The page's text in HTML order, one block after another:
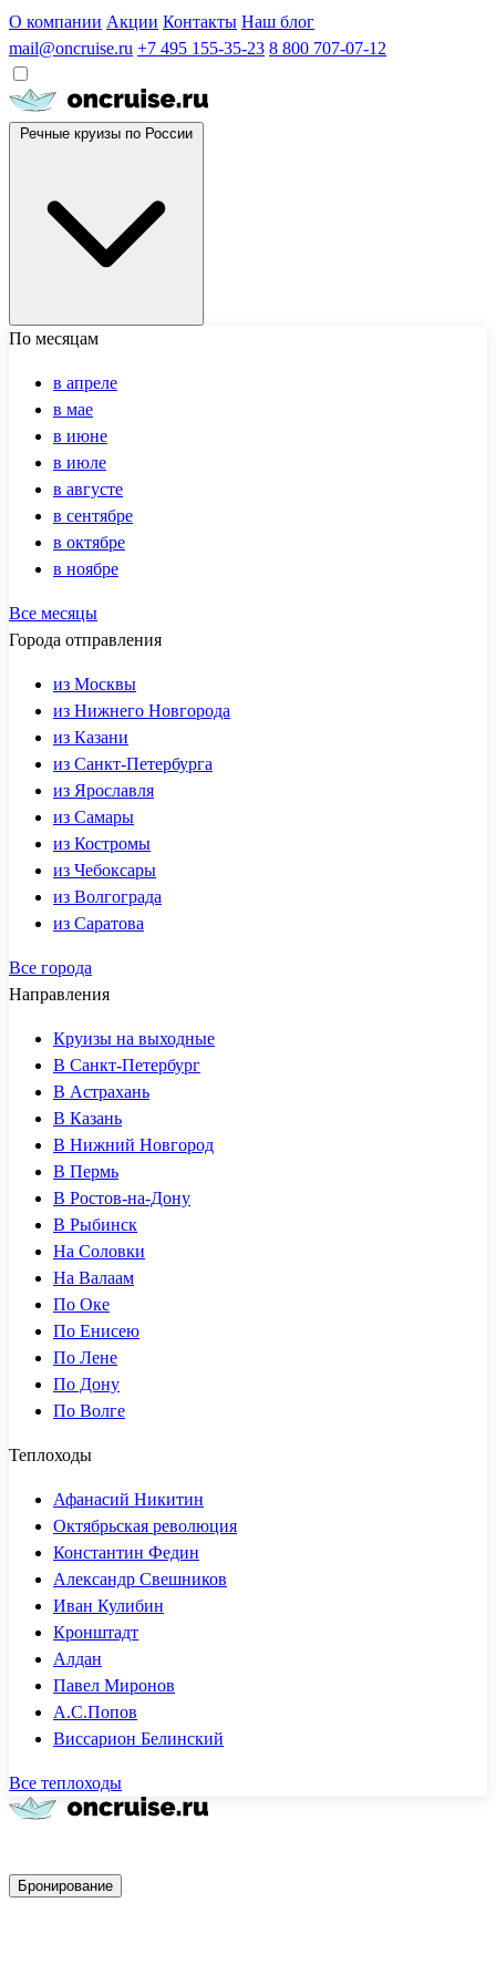
О компании Акции Контакты Наш блог
mail@oncruise.ru +7 495 155-35-23 8 800 707-07-12
По месяцам
в апреле
в мае
в июне
в июле
в августе
в сентябре
в октябре
в ноябре
Все месяцы
Города отправления
из Москвы
из Нижнего Новгорода
из Казани
из Санкт-Петербурга
из Ярославля
из Самары
из Костромы
из Чебоксары
из Волгограда
из Саратова
Все города
Направления
Круизы на выходные
В Санкт-Петербург
В Астрахань
В Казань
В Нижний Новгород
В Пермь
В Ростов-на-Дону
В Рыбинск
На Соловки
На Валаам
По Оке
По Енисею
По Лене
По Дону
По Волге
Теплоходы
Афанасий Никитин
Октябрьская революция
Константин Федин
Александр Свешников
Иван Кулибин
Кронштадт
Алдан
Павел Миронов
А.С.Попов
Виссарион Белинский
Все теплоходы
Бронирование